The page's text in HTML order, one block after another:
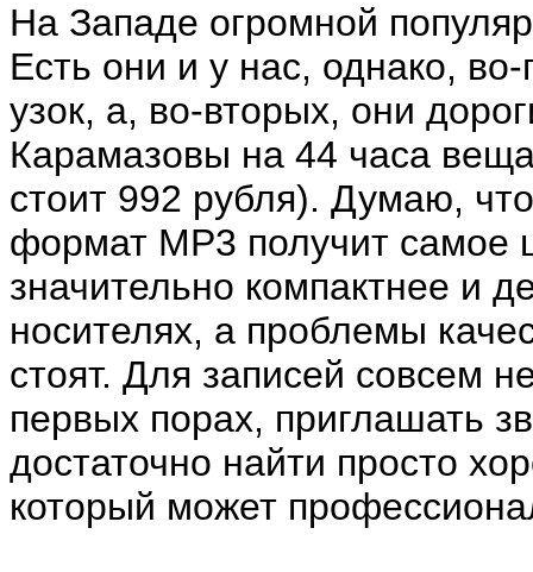
На Западе огромной
Есть они и у нас, однако,
узок, а, во-вторых, они
Карамазовы на 44 часа
стоит 992 рубля). Думаю,
формат MP3 получит самое
значительно компактнее и
носителях, а проблемы
стоят. Для записей совсем
первых порах, приглашать
достаточно найти просто
который может